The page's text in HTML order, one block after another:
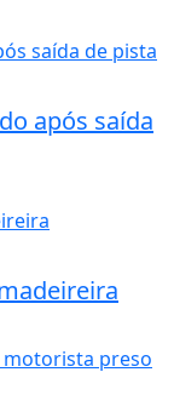
após saída